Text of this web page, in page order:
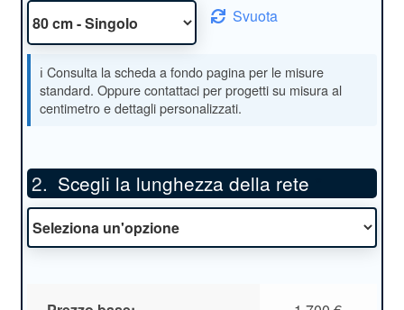
Svuota
Scegli la lunghezza della rete